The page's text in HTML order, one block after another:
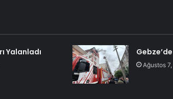
Yalanladı
Ağustos